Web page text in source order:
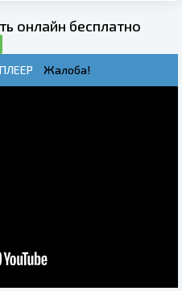
онлайн бесплатно
ПЛЕЕР Жалоба!